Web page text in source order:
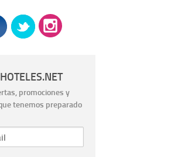
promociones y
tenemos preparado